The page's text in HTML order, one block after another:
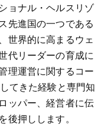
ョナル・ヘルスリゾ
先進国の一つである
世界的に高まるウェ
代リーダーの育成に
理運営に関するコー
てきた経験と専門知
ッパー、経営者に伝
後押しします。